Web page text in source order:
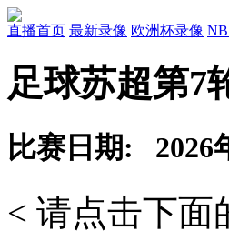
直播首页 最新录像 欧洲杯录像
足球苏超第7
比赛日期: 2026
< 请点击下面